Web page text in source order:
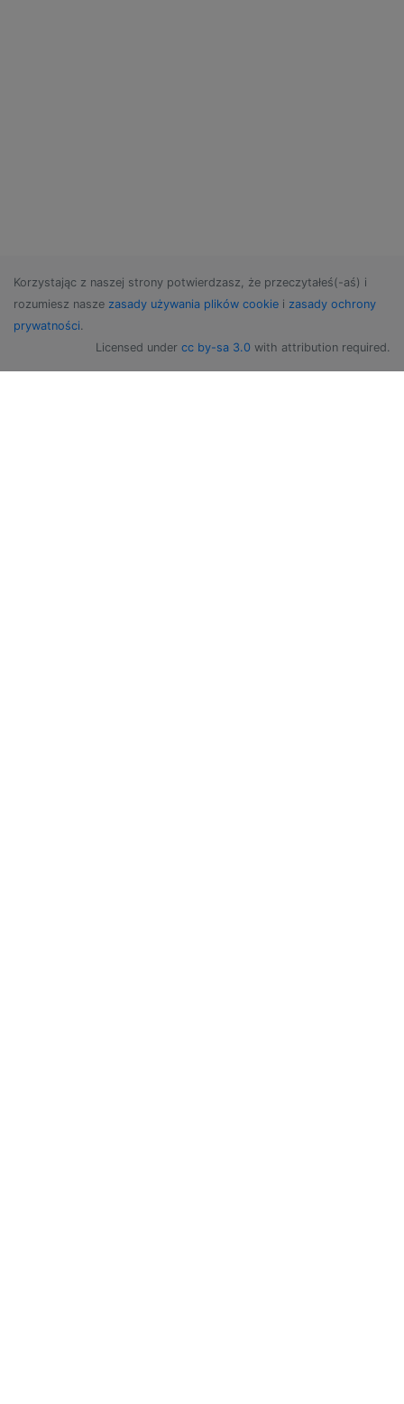
Korzystając z naszej strony potwierdzasz, że przeczytałeś(-aś) i
rozumiesz nasze zasady używania plików cookie i zasady ochrony
prywatności.
Licensed under cc by-sa 3.0 with attribution required.